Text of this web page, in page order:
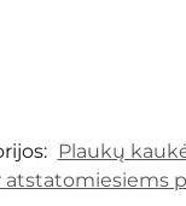
Plaukų
atstatomiesiems